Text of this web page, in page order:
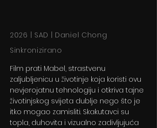
2026 | SAD | Daniel Chong
Sinkronizirano
Film prati Mabel, strastvenu
zaljubljenicu u životinje koja koristi ovu
nevjerojatnu tehnologiju i otkriva tajne
životinjskog svijeta dublje nego što je
itko mogao zamisliti. Skakutavci su
topla, duhovita i vizualno zadivljujuća